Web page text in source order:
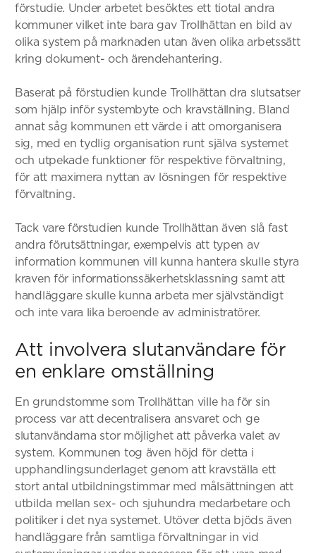
förstudie. Under arbetet besöktes ett tiotal andra
kommuner vilket inte bara gav Trollhättan en bild av
olika system på marknaden utan även olika arbetssätt
kring dokument- och ärendehantering.
Baserat på förstudien kunde Trollhättan dra slutsatser
som hjälp inför systembyte och kravställning. Bland
annat såg kommunen ett värde i att omorganisera
sig, med en tydlig organisation runt själva systemet
och utpekade funktioner för respektive förvaltning,
för att maximera nyttan av lösningen för respektive
förvaltning.
Tack vare förstudien kunde Trollhättan även slå fast
andra förutsättningar, exempelvis att typen av
information kommunen vill kunna hantera skulle styra
kraven för informationssäkerhetsklassning samt att
handläggare skulle kunna arbeta mer självständigt
och inte vara lika beroende av administratörer.
Att involvera slutanvändare för
en enklare omställning
En grundstomme som Trollhättan ville ha för sin
process var att decentralisera ansvaret och ge
slutanvändarna stor möjlighet att påverka valet av
system. Kommunen tog även höjd för detta i
upphandlingsunderlaget genom att kravställa ett
stort antal utbildningstimmar med målsättningen att
utbilda mellan sex- och sjuhundra medarbetare och
politiker i det nya systemet. Utöver detta bjöds även
handläggare från samtliga förvaltningar in vid